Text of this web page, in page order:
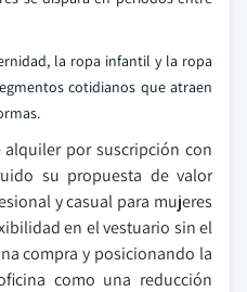
la ropa infantil y la ropa
cotidianos que atraen
por suscripción con
su propuesta de valor
y casual para mujeres
en el vestuario sin el
compra y posicionando la
como una reducción